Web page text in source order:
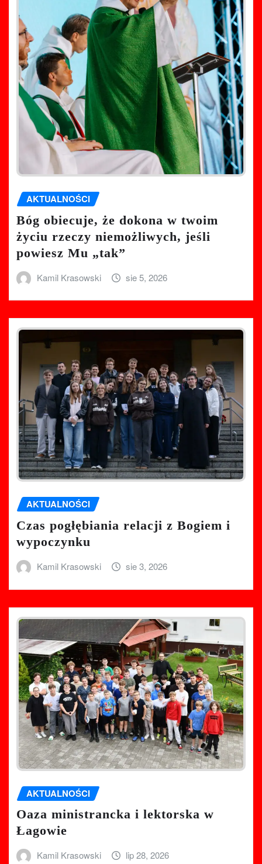
AKTUALNOŚCI
Bóg obiecuje, że dokona w twoim
życiu rzeczy niemożliwych, jeśli
powiesz Mu „tak”
Kamil Krasowski sie 5, 2026
AKTUALNOŚCI
Czas pogłębiania relacji z Bogiem i
wypoczynku
Kamil Krasowski sie 3, 2026
AKTUALNOŚCI
Oaza ministrancka i lektorska w
Łagowie
Kamil Krasowski lip 28, 2026